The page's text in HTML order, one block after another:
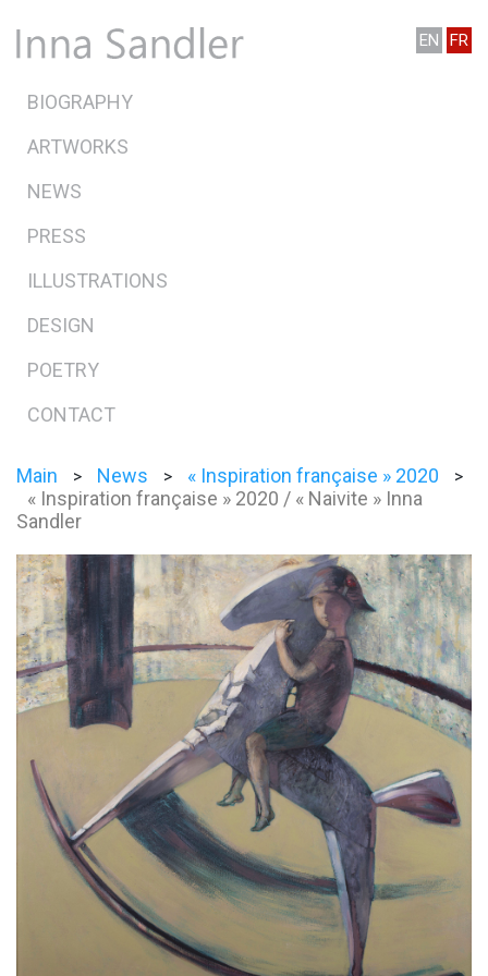
EN FR
BIOGRAPHY
ARTWORKS
NEWS
PRESS
ILLUSTRATIONS
DESIGN
POETRY
CONTACT
Main > News > « Inspiration française » 2020 >
« Inspiration française » 2020 / « Naivite » Inna
Sandler